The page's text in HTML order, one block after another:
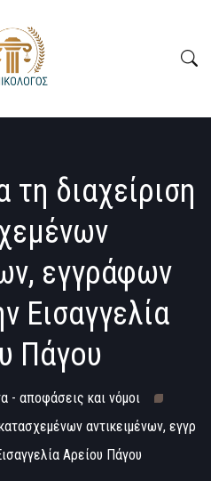
τη διαχείριση
εγγράφων
Εισαγγελία
Πάγου
- αποφάσεις και νόμοι
αντικειμένων, εγγρ
Αρείου Πάγου